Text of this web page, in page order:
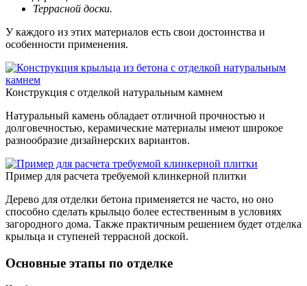
Террасной доски.
У каждого из этих материалов есть свои достоинства и
особенности применения.
Конструкция с отделкой натуральным камнем
Натуральный камень обладает отличной прочностью и
долговечностью, керамические материалы имеют широкое
разнообразие дизайнерских вариантов.
Пример для расчета требуемой клинкерной плитки
Дерево для отделки бетона применяется не часто, но оно
способно сделать крыльцо более естественным в условиях
загородного дома. Также практичным решением будет отделка
крыльца и ступеней террасной доской.
Основные этапы по отделке